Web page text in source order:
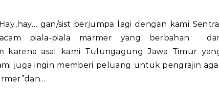
piala-piala marmer yang berbahan
karena asal kami Tulungagung Jawa Timur
juga ingin memberi peluang untuk pengrajin